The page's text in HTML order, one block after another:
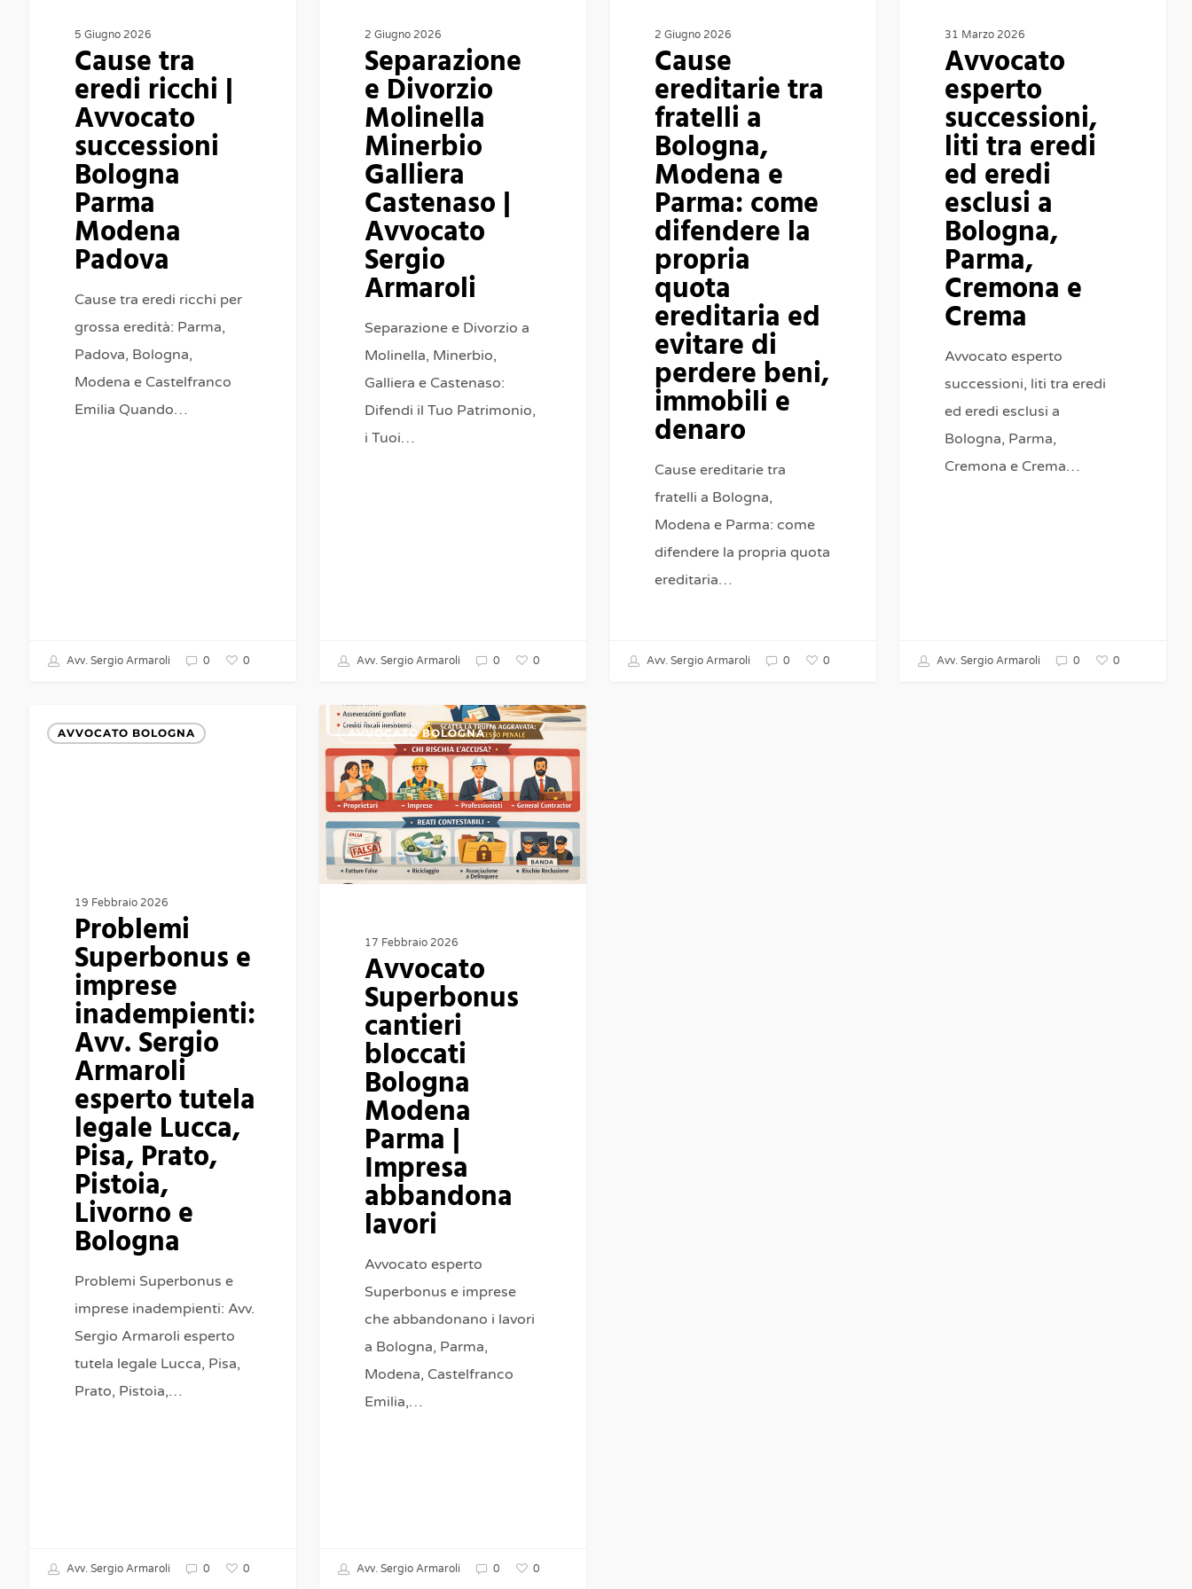
Modena
Padova
5 Giugno 2026
Cause tra
eredi ricchi |
Avvocato
successioni
Bologna
Parma
Modena
Padova
Cause tra eredi ricchi per
grossa eredità: Parma,
Padova, Bologna,
Modena e Castelfranco
Emilia Quando…
Avv. Sergio Armaroli 0 0
Avvocato
Armaroli
2 Giugno 2026
Separazione
e Divorzio
Molinella
Minerbio
Galliera
Castenaso |
Avvocato
Sergio
Armaroli
Separazione e Divorzio a
Molinella, Minerbio,
Galliera e Castenaso:
Difendi il Tuo Patrimonio,
i Tuoi…
Avv. Sergio Armaroli 0 0
Parma:
difendere
propria
ereditaria
immobili
2 Giugno 2026
Cause
ereditarie tra
fratelli a
Bologna,
Modena e
Parma: come
difendere la
propria
quota
ereditaria ed
evitare di
perdere beni,
immobili e
denaro
Cause ereditarie tra
fratelli a Bologna,
Modena e Parma: come
difendere la propria quota
ereditaria…
Avv. Sergio Armaroli 0 0
Bologna,
Parma,
Cremona
31 Marzo 2026
Avvocato
esperto
successioni,
liti tra eredi
ed eredi
esclusi a
Bologna,
Parma,
Cremona e
Crema
Avvocato esperto
successioni, liti tra eredi
ed eredi esclusi a
Bologna, Parma,
Cremona e Crema…
Avv. Sergio Armaroli 0 0
Superbonus
Armaroli
esperto
Pistoia,
Bologna
AVVOCATO BOLOGNA
19 Febbraio 2026
Problemi
Superbonus e
imprese
inadempienti:
Avv. Sergio
Armaroli
esperto tutela
legale Lucca,
Pisa, Prato,
Pistoia,
Livorno e
Bologna
Problemi Superbonus e
imprese inadempienti: Avv.
Sergio Armaroli esperto
tutela legale Lucca, Pisa,
Prato, Pistoia,…
Avv. Sergio Armaroli 0 0
Avvocato
Superbonus
cantieri
bloccati
Bologna
Modena
Parma
Impresa
abbandona
AVVOCATO BOLOGNA
17 Febbraio 2026
Avvocato
Superbonus
cantieri
bloccati
Bologna
Modena
Parma |
Impresa
abbandona
lavori
Avvocato esperto
Superbonus e imprese
che abbandonano i lavori
a Bologna, Parma,
Modena, Castelfranco
Emilia,…
Avv. Sergio Armaroli 0 0